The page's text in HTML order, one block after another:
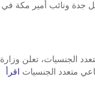
جدة ونائب أمير مكة في
الجنسيات، تعلن وزارة
متعدد الجنسيات اقرأ